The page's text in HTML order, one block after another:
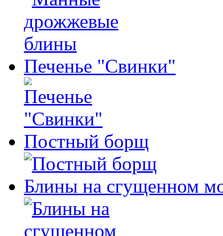
Печенье "Свинки"
Постный борщ
Блины на сгущенном